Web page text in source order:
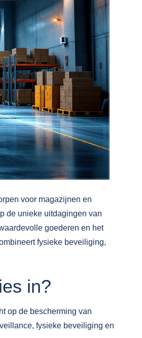
voor magazijnen en
de unieke uitdagingen van
goederen en het
fysieke beveiliging,
in?
op de bescherming van
fysieke beveiliging en